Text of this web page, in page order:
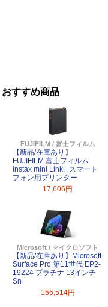
おすすめ商品
FUJIFILM / 富士フィルム
【新品/在庫あり】
FUJIFILM 富士フィルム
instax mini Link+ スマート
フォン用プリンター
17,606円
Microsoft / マイクロソフト
【新品/在庫あり】Microsoft
Surface Pro 第11世代 EP2-
19224 プラチナ 13インチ
Sn
156,514円